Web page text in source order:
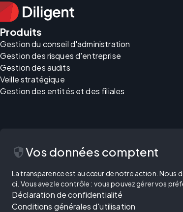
Produits
Gestion du conseil d'administration
Gestion des risques d'entreprise
Gestion des audits
Veille stratégique
Gestion des entités et des filiales
securityVos données comptent
La transparence est au cœur de notre action. Nous
ci. Vous avez le contrôle : vous pouvez gérer vos
Déclaration de confidentialité
Conditions générales d'utilisation